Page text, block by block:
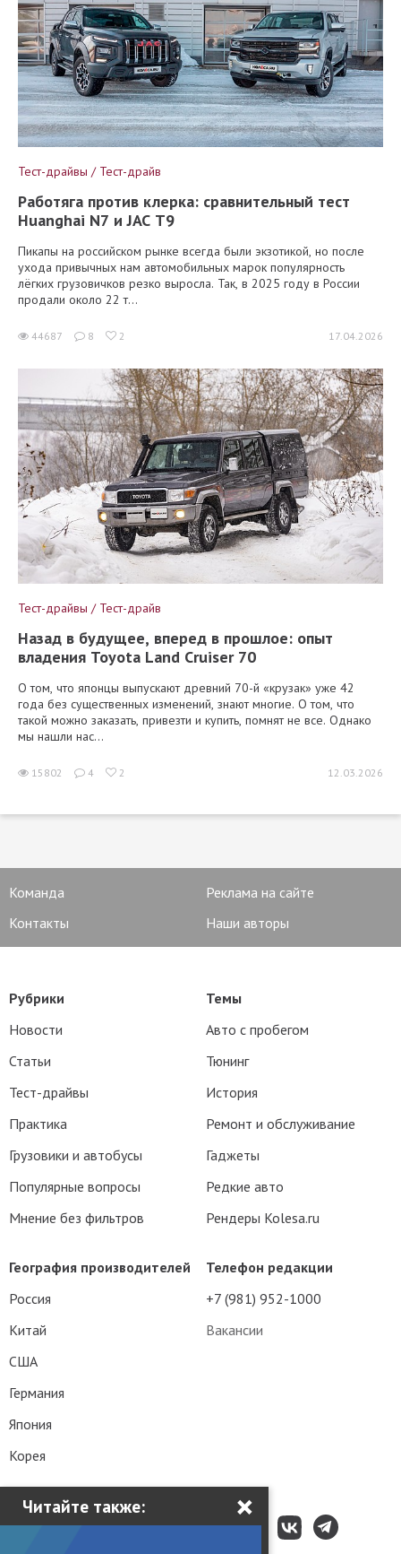
Читайте также: ×
Тест-драйвы / Тест-драйв
Работяга против клерка: сравнительный тест
Huanghai N7 и JAC T9
Пикапы на российском рынке всегда были экзотикой, но после
ухода привычных нам автомобильных марок популярность
лёгких грузовичков резко выросла. Так, в 2025 году в России
продали около 22 т...
44687 8 2 17.04.2026
Тест-драйвы / Тест-драйв
Назад в будущее, вперед в прошлое: опыт
владения Toyota Land Cruiser 70
О том, что японцы выпускают древний 70-й «крузак» уже 42
года без существенных изменений, знают многие. О том, что
такой можно заказать, привезти и купить, помнят не все. Однако
мы нашли нас...
15802 4 2 12.03.2026
Команда
Реклама на сайте
Контакты
Наши авторы
Телефон редакции
+7 (981) 952-1000
Вакансии
Рубрики
Новости
Статьи
Тест-драйвы
Практика
Грузовики и автобусы
Популярные вопросы
Мнение без фильтров
Темы
Авто с пробегом
Тюнинг
История
Ремонт и обслуживание
Гаджеты
Редкие авто
Рендеры Kolesa.ru
География производителей
Россия
Китай
США
Германия
Япония
Корея